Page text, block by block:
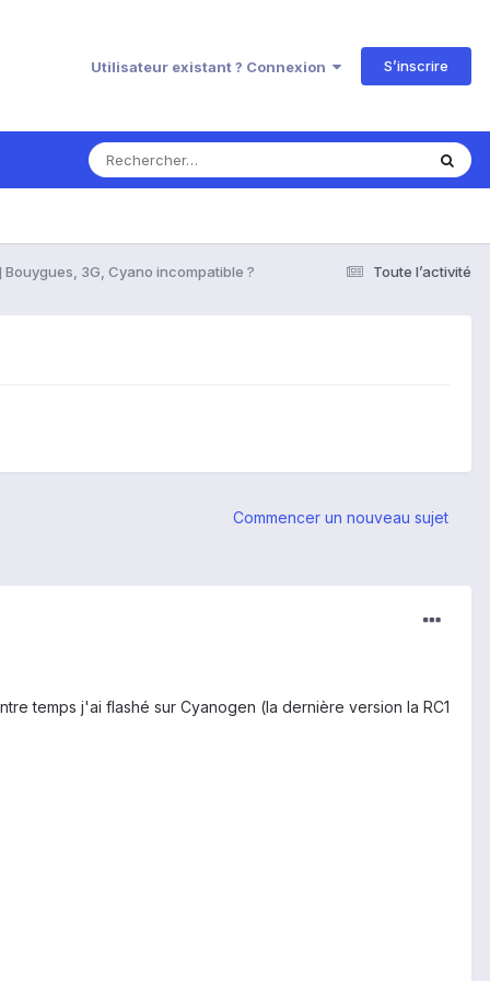
Utilisateur existant ? Connexion S’inscrire
Toute l’activité
Bouygues, 3G, Cyano incompatible ?
Commencer un nouveau sujet
temps j'ai flashé sur Cyanogen (la dernière version la RC1